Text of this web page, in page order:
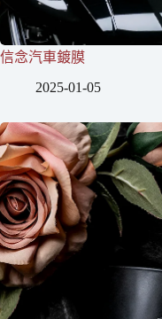
信念汽車鍍膜
2025-01-05